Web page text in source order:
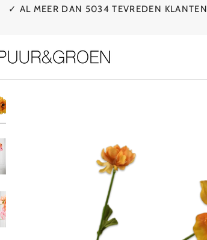
✓ AL MEER DAN 5034 TEVREDEN KLANTEN